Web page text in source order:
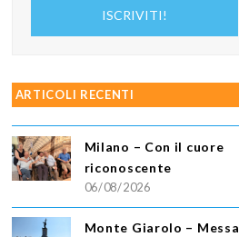
ISCRIVITI!
ARTICOLI RECENTI
Milano – Con il cuore
riconoscente
06/08/2026
Monte Giarolo – Messa